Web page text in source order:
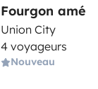
Fourgon
Union City
4 voyageurs
Nouveau